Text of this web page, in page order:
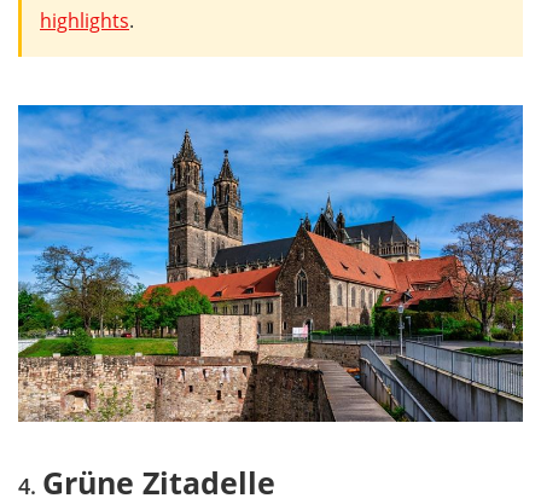
highlights.
Grüne Zitadelle